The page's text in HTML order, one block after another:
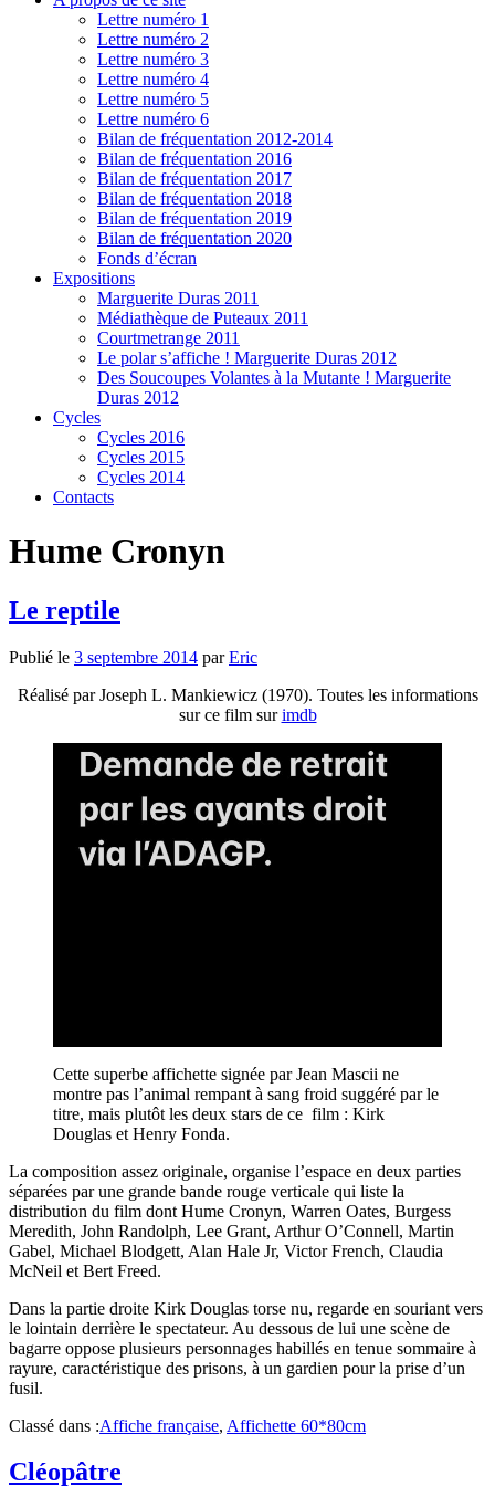
Lettre numéro 1
Lettre numéro 2
Lettre numéro 3
Lettre numéro 4
Lettre numéro 5
Lettre numéro 6
Bilan de fréquentation 2012-2014
Bilan de fréquentation 2016
Bilan de fréquentation 2017
Bilan de fréquentation 2018
Bilan de fréquentation 2019
Bilan de fréquentation 2020
Fonds d’écran
Expositions
Marguerite Duras 2011
Médiathèque de Puteaux 2011
Courtmetrange 2011
Le polar s’affiche ! Marguerite Duras 2012
Des Soucoupes Volantes à la Mutante ! Marguerite
Duras 2012
Cycles
Cycles 2016
Cycles 2015
Cycles 2014
Contacts
Hume Cronyn
Le reptile
Publié le 3 septembre 2014 parEric
Réalisé par Joseph L. Mankiewicz (1970). Toutes les informations
sur ce film surimdb
Cette superbe affichette signée par Jean Mascii ne
montre pas l’animal rempant à sang froid suggéré par le
titre, mais plutôt les deux stars de ce film : Kirk
Douglas et Henry Fonda.
La composition assez originale, organise l’espace en deux parties
séparées par une grande bande rouge verticale qui liste la
distribution du film dont Hume Cronyn, Warren Oates, Burgess
Meredith, John Randolph, Lee Grant, Arthur O’Connell, Martin
Gabel, Michael Blodgett, Alan Hale Jr, Victor French, Claudia
McNeil et Bert Freed.
Dans la partie droite Kirk Douglas torse nu, regarde en souriant vers
le lointain derrière le spectateur. Au dessous de lui une scène de
bagarre oppose plusieurs personnages habillés en tenue sommaire à
rayure, caractéristique des prisons, à un gardien pour la prise d’un
fusil.
Classé dans :Affiche française, Affichette 60*80cm
Cléopâtre